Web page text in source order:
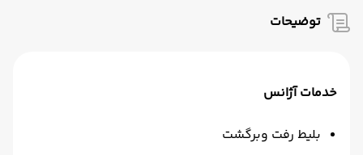
توضیحات
خدمات آژانس
بلیط رفت وبرگشت